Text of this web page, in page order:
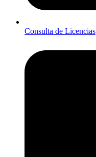
Consulta de Licencias